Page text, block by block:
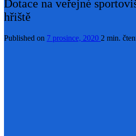
Dotace na veřejné
hřiště
Published on 7 prosince, 2020 2 min.